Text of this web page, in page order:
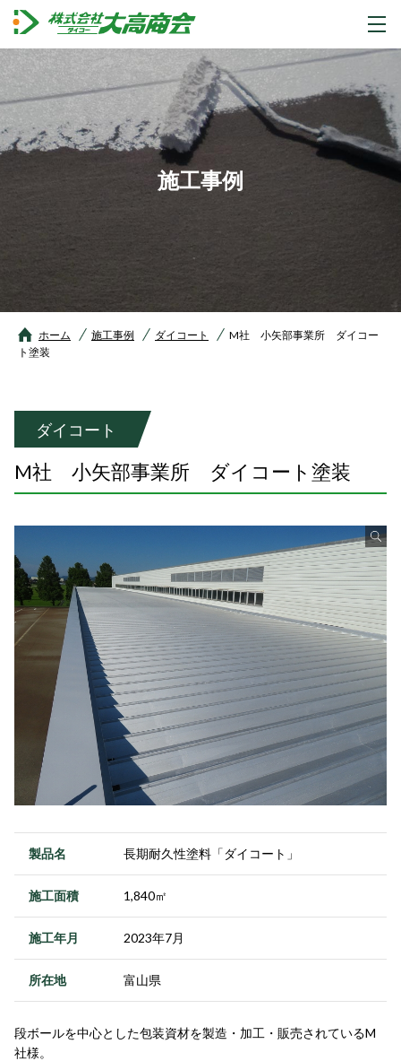
施工事例
ホーム 施工事例 ダイコート
M社 小矢部事業所 ダイコー
ト塗装
ダイコート
M社 小矢部事業所 ダイコート塗装
製品名 長期耐久性塗料「ダイコート」
施工面積 1,840㎡
施工年月 2023年7月
所在地 富山県
段ボールを中心とした包装資材を製造・加工・販売されているM
社様。